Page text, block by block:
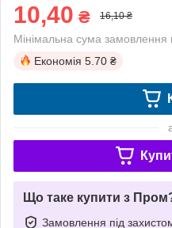
10,40 ₴ 16,10 ₴
Мінімальна сума
Економія 5.70 ₴
Що таке купити з
Замовлення під